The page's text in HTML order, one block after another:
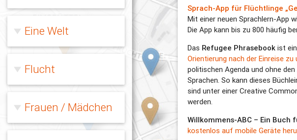
Sprach-App für Flüchtlinge
Mit einer neuen Sprachlern-App
Die App kann bis zu 800 häufig
Das Refugee Phrasebook ist
Orientierung nach der Einreise
politischen Agenda und ohne
Sprachen. So kann dieses
sind unter einer Creative
werden.
Willkommens-ABC – Ein
kostenlos auf mobile Geräte
Eine Welt
Flucht
Frauen / Mädchen